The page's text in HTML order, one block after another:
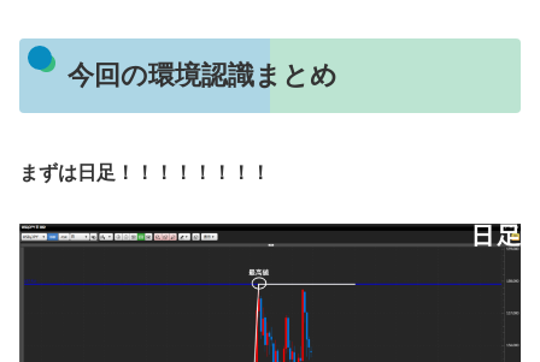
今回の環境認識まとめ
まずは日足！！！！！！！！